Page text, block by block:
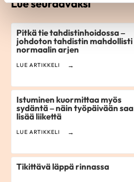
Lue seuraavaksi
Pitkä tie tahdistinhoidossa –
johdoton tahdistin mahdollisti
normaalin arjen
LUE ARTIKKELI
Istuminen kuormittaa myös
sydäntä – näin työpäivään saa
lisää liikettä
LUE ARTIKKELI
Tikittävä läppä rinnassa